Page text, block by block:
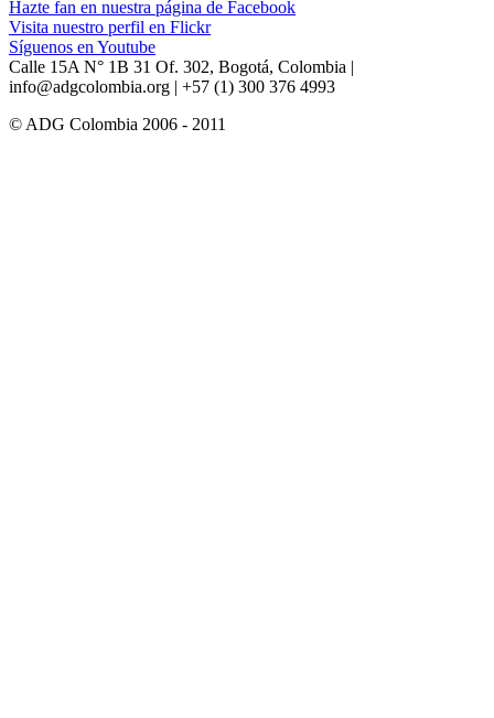
Hazte fan en nuestra página de Facebook
Visita nuestro perfil en Flickr
Síguenos en Youtube
Calle 15A N° 1B 31 Of. 302, Bogotá, Colombia |
info@adgcolombia.org | +57 (1) 300 376 4993
© ADG Colombia 2006 - 2011